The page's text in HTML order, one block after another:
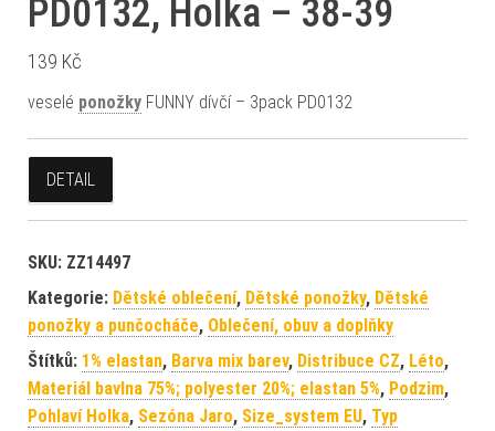
PD0132, Holka – 38-39
139 Kč
veselé ponožky FUNNY dívčí – 3pack PD0132
DETAIL
SKU: ZZ14497
Kategorie: Dětské oblečení, Dětské ponožky, Dětské
ponožky a punčocháče, Oblečení, obuv a doplňky
Štítků: 1% elastan, Barva mix barev, Distribuce CZ, Léto,
Materiál bavlna 75%; polyester 20%; elastan 5%, Podzim,
Pohlaví Holka, Sezóna Jaro, Size_system EU, Typ